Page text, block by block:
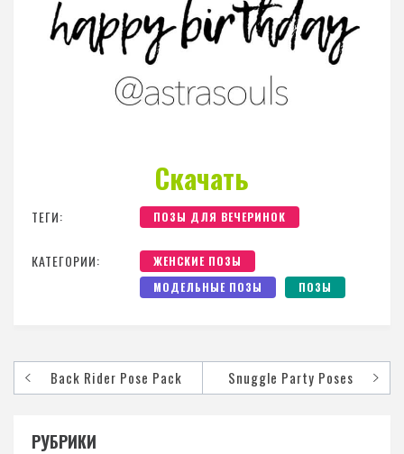
Скачать
ТЕГИ: ПОЗЫ ДЛЯ ВЕЧЕРИНОК
КАТЕГОРИИ:
ЖЕНСКИЕ ПОЗЫ
МОДЕЛЬНЫЕ ПОЗЫ
ПОЗЫ
Back Rider Pose Pack Snuggle Party Poses
РУБРИКИ